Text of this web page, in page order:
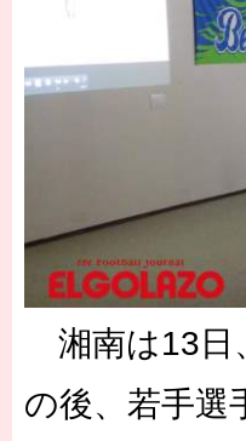
湘南は13日
の後、若手選